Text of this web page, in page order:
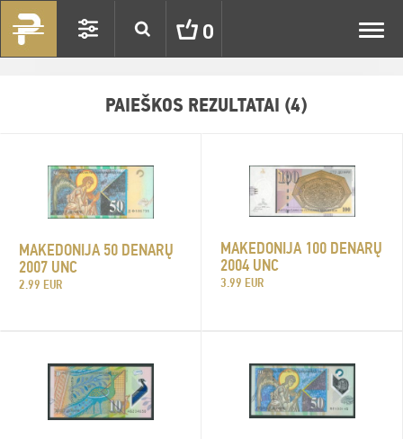
0
PAIEŠKOS REZULTATAI (4)
MAKEDONIJA 50 DENARŲ
2007 UNC
2.99 EUR
MAKEDONIJA 100 DENARŲ
2004 UNC
3.99 EUR